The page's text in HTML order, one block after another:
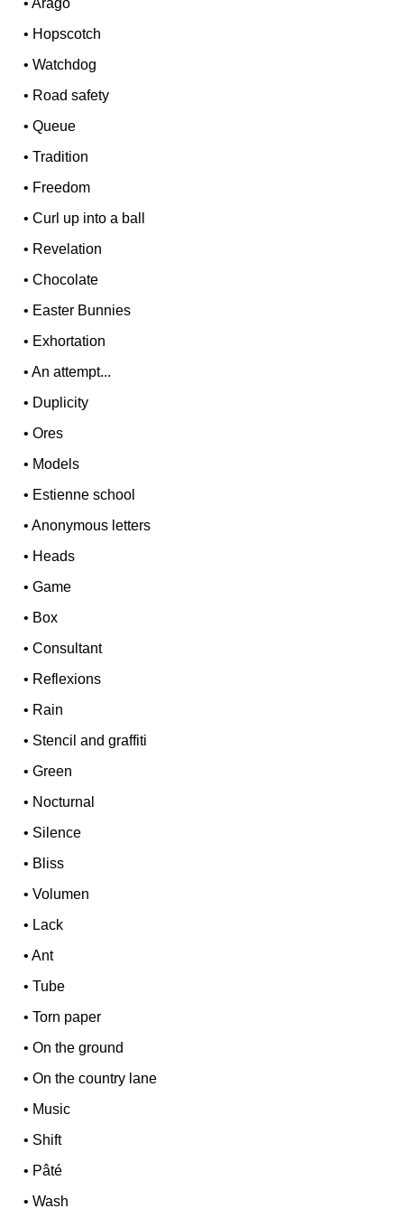
•Arago
• Hopscotch
•Watchdog
• Road safety
•Queue
•Tradition
• Freedom
•Curl up into a ball
• Revelation
•Chocolate
• Easter Bunnies
• Exhortation
•An attempt...
• Duplicity
•Ores
• Models
• Estienne school
•Anonymous letters
• Heads
•Game
• Box
•Consultant
• Reflexions
• Rain
• Stencil and graffiti
•Green
• Nocturnal
• Silence
• Bliss
•Volumen
• Lack
•Ant
•Tube
•Torn paper
•On the ground
•On the country lane
• Music
• Shift
• Pâté
•Wash